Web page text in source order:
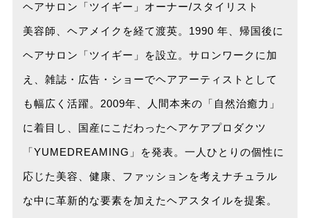
ヘアサロン「ツイギー」オーナー/スタイリスト
美容師、ヘアメイクを経て渡英。1990 年、帰国後に
ヘアサロン「ツイギー」を設立。サロンワークに加
え、雑誌・広告・ショーでヘアアーティストとして
も幅広く活躍。2009年、人間本来の「自然治癒力」
に着目し、国産にこだわったヘアケアプロダクツ
「YUMEDREAMING」を発表。一人ひとりの個性に
応じた美容、健康、ファッションを考えナチュラル
な中に革新的な要素を加えたヘアスタイルを提案。